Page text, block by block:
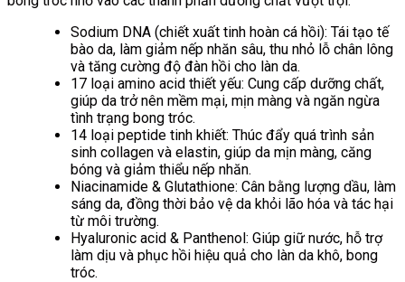
Sodium DNA (chiết xuất tinh hoàn cá hồi): Tái tạo tế
bào da, làm giảm nếp nhăn sâu, thu nhỏ lỗ chân lông
và tăng cường độ đàn hồi cho làn da.
17 loại amino acid thiết yếu: Cung cấp dưỡng chất,
giúp da trở nên mềm mại, mịn màng và ngăn ngừa
tình trạng bong tróc.
14 loại peptide tinh khiết: Thúc đẩy quá trình sản
sinh collagen và elastin, giúp da mịn màng, căng
bóng và giảm thiểu nếp nhăn.
Niacinamide & Glutathione: Cân bằng lượng dầu, làm
sáng da, đồng thời bảo vệ da khỏi lão hóa và tác hại
từ môi trường.
Hyaluronic acid & Panthenol: Giúp giữ nước, hỗ trợ
làm dịu và phục hồi hiệu quả cho làn da khô, bong
tróc.